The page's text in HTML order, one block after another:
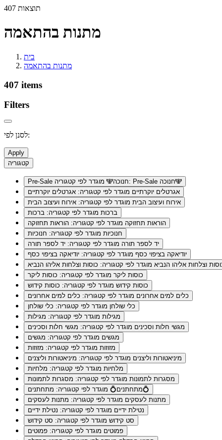
407 תוצאות
מתנות בהתאמה
בית
מתנות בהתאמה
407 items
Filters
לסנן לפי:
Apply
קטגוריה
Pre-Sale חנוכה🕎
מוגדר לפי קטגוריה: Pre-Sale חנוכה🕎
אגרטלים יוקרתיים מוגדר לפי קטגוריה: אגרטלים יוקרתיים
אירוח ועיצוב הבית מוגדר לפי קטגוריה: אירוח ועיצוב הבית
ברכות מוגדר לפי קטגוריה: ברכות
הוראות תחזוקה מוגדר לפי קטגוריה: הוראות תחזוקה
חנוכיות מוגדר לפי קטגוריה: חנוכיות
יד לספר תורה מוגדר לפי קטגוריה: יד לספר תורה
יודיאקה בציפוי כסף מוגדר לפי קטגוריה: יודיאקה בציפוי כסף
וצלחות אליהו הנביא מוגדר לפי קטגוריה: כוסות וצלחות אליהו הנביא
כוסות ליקר מוגדר לפי קטגוריה: כוסות ליקר
כוסות קידוש מוגדר לפי קטגוריה: כוסות קידוש
כלים למים אחרונים מוגדר לפי קטגוריה: כלים למים אחרונים
כלי שולחן מוגדר לפי קטגוריה: כלי שולחן
מגילות מוגדר לפי קטגוריה: מגילות
מגשי חלות וסכינים מוגדר לפי קטגוריה: מגשי חלות וסכינים
מגשים מוגדר לפי קטגוריה: מגשים
מזוזות מוגדר לפי קטגוריה: מזוזות
מיניאטורות וליצנים מוגדר לפי קטגוריה: מיניאטורות וליצנים
מלחיות מוגדר לפי קטגוריה: מלחיות
מסגרות לתמונות מוגדר לפי קטגוריה: מסגרות לתמונות
מתחתנים💍מוגדר לפי קטגוריה: מתחתנים💍
מתנות לעסקים מוגדר לפי קטגוריה: מתנות לעסקים
נטילת ידיים מוגדר לפי קטגוריה: נטילת ידיים
סט קידוש מוגדר לפי קטגוריה: סט קידוש
פמוטים מוגדר לפי קטגוריה: פמוטים